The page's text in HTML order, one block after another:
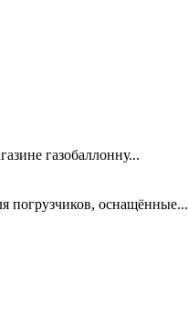
газобаллонну...
оснащённые...